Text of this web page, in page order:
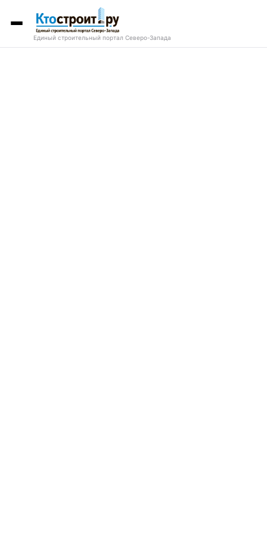
Единый строительный портал Северо-Запада